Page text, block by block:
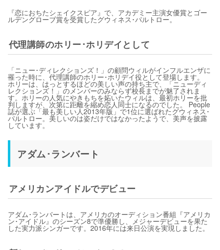
『恋におちたシェイクスピア』で、アカデミー主演女優賞とゴー
ルデングローブ賞を受賞したグウィネス･パルトロー。
代理講師のホリー･ホリデイとして
「ニュー･ディレクションズ！」の顧問ウィルがインフルエンザに
罹った時に、代理講師のホリー･ホリデイ役として登場します。
ホリーは、はっとするほどの美しい声の持ち主で、「ニューディ
レクションズ！」のメンバーのみならず校長までが魅了されま
す。ホリーの人気にやきもちを妬いたウィルは、最初ホリーを批
判しますが、次第に距離を縮め恋人同士になるのでした。 People
誌が選ぶ「最も美しい人2013年版」で1位に選ばれたグウィネス･
パルトロー。美しいのは姿だけではなかったようで、美声を披露
しています。
アダム･ランバート
アメリカンアイドルでデビュー
アダム･ランバートは、アメリカのオーディション番組『アメリカ
ン･アイドル』のシーズン8で準優勝し、メジャーデビューを果た
した実力派シンガーです。2016年には来日公演を実現しました。